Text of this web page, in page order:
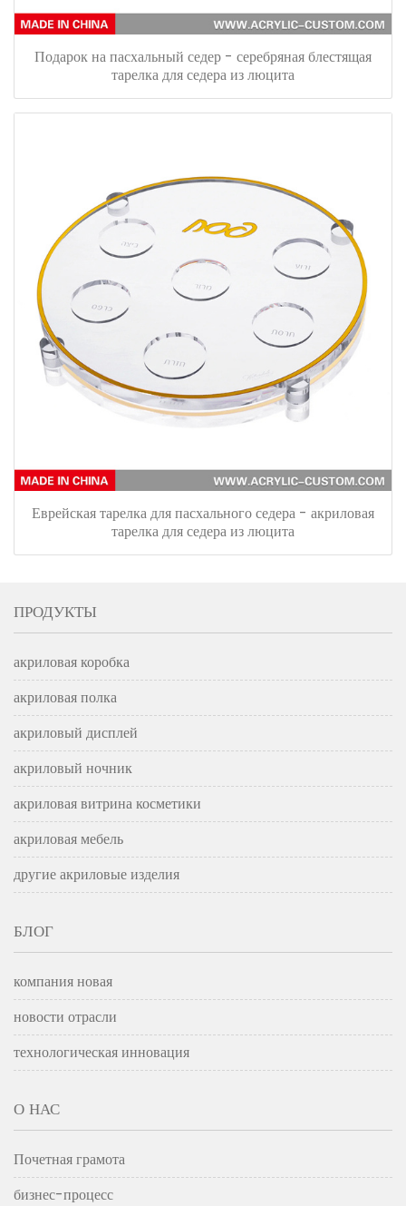
Подарок на пасхальный седер - серебряная блестящая
тарелка для седера из люцита
Еврейская тарелка для пасхального седера - акриловая
тарелка для седера из люцита
ПРОДУКТЫ
акриловая коробка
акриловая полка
акриловый дисплей
акриловый ночник
акриловая витрина косметики
акриловая мебель
другие акриловые изделия
БЛОГ
компания новая
новости отрасли
технологическая инновация
О НАС
Почетная грамота
бизнес-процесс